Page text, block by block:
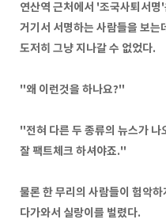
연산역 근처에서 '조국사퇴서
거기서 서명하는 사람들을 보는데
도저히 그냥 지나갈 수 없었다.
"왜 이런것을 하나요?"
"전혀 다른 두 종류의 뉴스가 나
잘 팩트체크 하셔야죠."
물론 한 무리의 사람들이 험악하
다가와서 실랑이를 벌렸다.